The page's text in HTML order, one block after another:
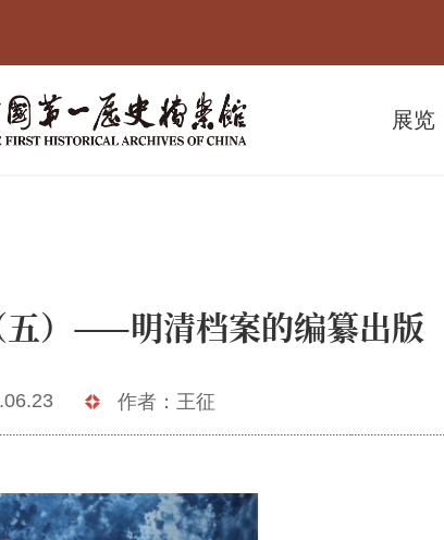
展览
五）——明清档案的编纂出版
作者：王征